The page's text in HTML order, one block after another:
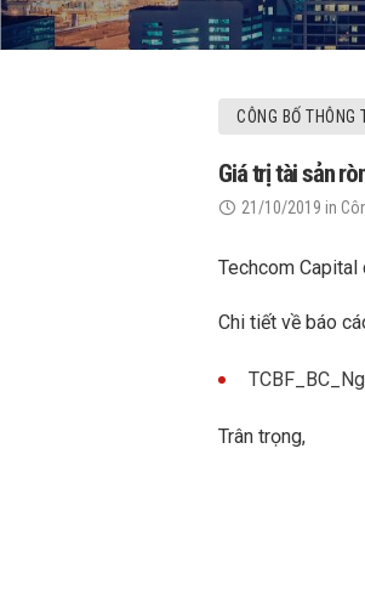
CÔNG BỐ THÔNG
Giá trị tài sản
21/10/2019 in
Techcom
Chi tiết về báo
Trân trọng,